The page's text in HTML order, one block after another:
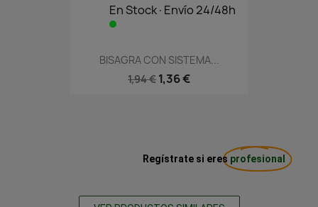
En Stock·Envío 24/48h
BISAGRA CON SISTEMA...
1,94 € 1,36 €
Regístrate si eres profesional